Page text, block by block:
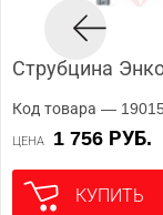
Струбцина
Код товара —
ЦЕНА 1 756 РУБ.
КУПИТЬ